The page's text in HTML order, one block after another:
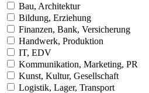
Bau, Architektur
Bildung, Erziehung
Finanzen, Bank, Versicherung
Handwerk, Produktion
IT, EDV
Kommunikation, Marketing, PR
Kunst, Kultur, Gesellschaft
Logistik, Lager, Transport